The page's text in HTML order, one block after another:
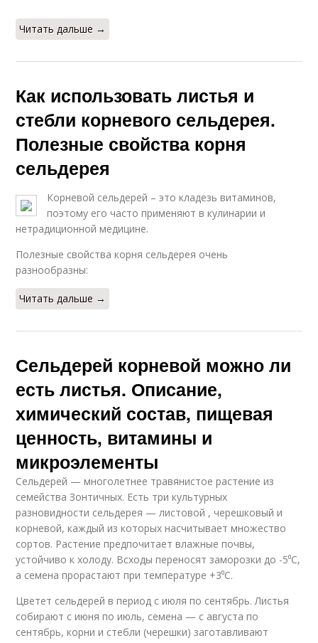
Читать дальше →
Как использовать листья и
стебли корневого сельдерея.
Полезные свойства корня
сельдерея
Корневой сельдерей – это кладезь витаминов,
поэтому его часто применяют в кулинарии и
нетрадиционной медицине.
Полезные свойства корня сельдерея очень
разнообразны:
Читать дальше →
Сельдерей корневой можно ли
есть листья. Описание,
химический состав, пищевая
ценность, витамины и
микроэлементы
Сельдерей — многолетнее травянистое растение из
семейства Зонтичных. Есть три культурных
разновидности сельдерея — листовой , черешковый и
корневой, каждый из которых насчитывает множество
сортов. Растение предпочитает влажные почвы,
устойчиво к холоду. Всходы переносят заморозки до -5⁰С,
а семена прорастают при температуре +3⁰С.
Цветет сельдерей в период с июля по сентябрь. Листья
собирают с июня по июль, семена — с августа по
сентябрь, корни и стебли (черешки) заготавливают